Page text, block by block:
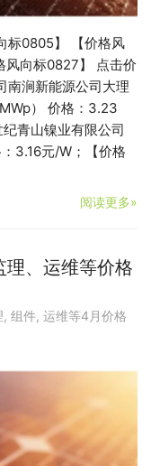
标0805】 【价格风
风向标0827】 点击价
南涧新能源公司大理
） 价格：3.23
青山镍业有限公司
3.16元/W；【价格
阅读更多»
理、运维等价格
, 组件, 运维等4月价格